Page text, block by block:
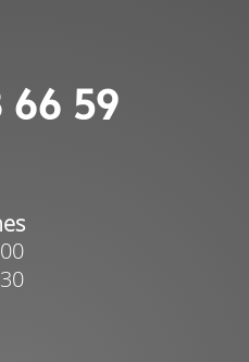
66 59